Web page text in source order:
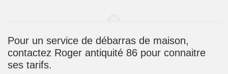
Pour un service de débarras de maison,
contactez Roger antiquité 86 pour connaitre
ses tarifs.